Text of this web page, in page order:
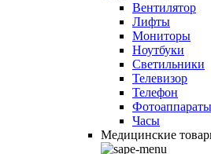
Вентилятор
Лифты
Мониторы
Ноутбуки
Светильники
Телевизор
Телефон
Фотоаппараты
Часы
Медицинские